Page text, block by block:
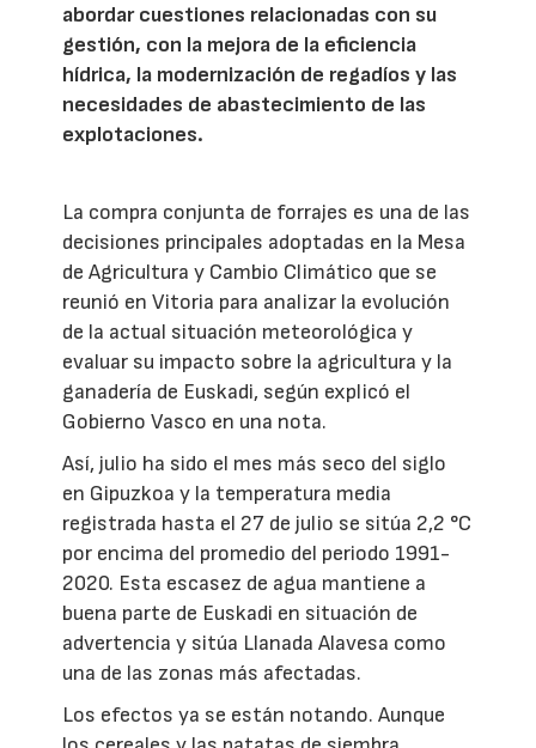
abordar cuestiones relacionadas con su
gestión, con la mejora de la eficiencia
hídrica, la modernización de regadíos y las
necesidades de abastecimiento de las
explotaciones.
La compra conjunta de forrajes es una de las
decisiones principales adoptadas en la Mesa
de Agricultura y Cambio Climático que se
reunió en Vitoria para analizar la evolución
de la actual situación meteorológica y
evaluar su impacto sobre la agricultura y la
ganadería de Euskadi, según explicó el
Gobierno Vasco en una nota.
Así, julio ha sido el mes más seco del siglo
en Gipuzkoa y la temperatura media
registrada hasta el 27 de julio se sitúa 2,2 °C
por encima del promedio del periodo 1991-
2020. Esta escasez de agua mantiene a
buena parte de Euskadi en situación de
advertencia y sitúa Llanada Alavesa como
una de las zonas más afectadas.
Los efectos ya se están notando. Aunque